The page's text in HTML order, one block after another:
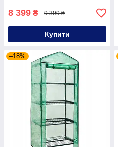
8 399 ₴ 9 399 ₴
Купити
–18%